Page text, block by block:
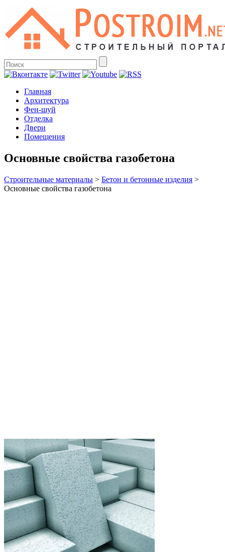
Главная
Архитектура
Фен-шуй
Отделка
Двери
Помещения
Основные свойства газобетона
Строительные материалы > Бетон и бетонные изделия >
Основные свойства газобетона